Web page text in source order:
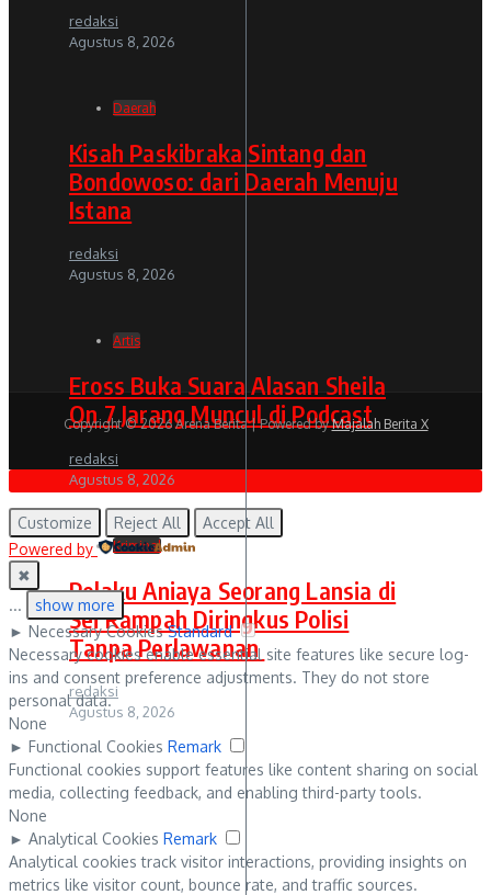
redaksi
Agustus 8, 2026
Daerah
Kisah Paskibraka Sintang dan
Bondowoso: dari Daerah Menuju
Istana
redaksi
Agustus 8, 2026
Artis
Eross Buka Suara Alasan Sheila
On 7 Jarang Muncul di Podcast
redaksi
Agustus 8, 2026
Kriminal
Pelaku Aniaya Seorang Lansia di
Sei Rampah Diringkus Polisi
Tanpa Perlawanan
redaksi
Agustus 8, 2026
Copyright © 2026 Arena Berita | Powered byMajalah Berita X
Customize Reject All
Accept All
Powered by
✖
...
show more
► Necessary Cookies Standard
Necessary cookies enable essential site features like secure log-
ins and consent preference adjustments. They do not store
personal data.
None
► Functional Cookies Remark
Functional cookies support features like content sharing on social
media, collecting feedback, and enabling third-party tools.
None
► Analytical Cookies Remark
Analytical cookies track visitor interactions, providing insights on
metrics like visitor count, bounce rate, and traffic sources.